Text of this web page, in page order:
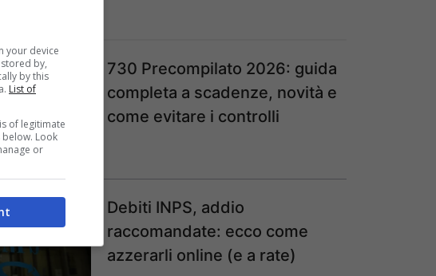
730 Precompilato 2026: guida
completa a scadenze, novità e
come evitare i controlli
Debiti INPS, addio
raccomandate: ecco come
azzerarli online (e a rate)
your device
by,
by this
List of
of legitimate
Look
or